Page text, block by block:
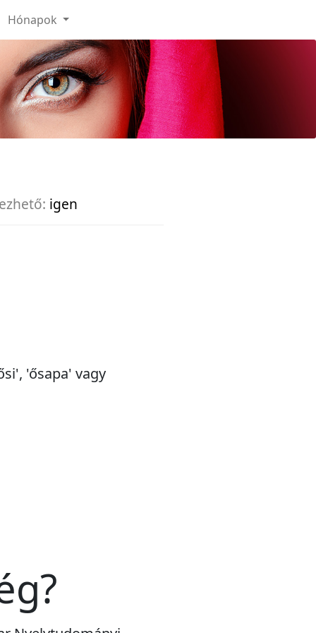
Hónapok
igen
'ősapa' vagy